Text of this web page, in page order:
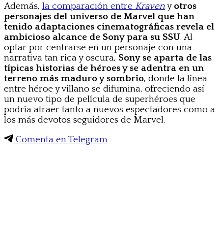
Además, la comparación entre Kraveny otros
personajes del universo de Marvel que han
tenido adaptaciones cinematográficas revela el
ambicioso alcance de Sony para su SSU. Al
optar por centrarse en un personaje con una
narrativa tan rica y oscura, Sony se aparta de las
típicas historias de héroes y se adentra en un
terreno más maduro y sombrío, donde la línea
entre héroe y villano se difumina, ofreciendo así
un nuevo tipo de película de superhéroes que
podría atraer tanto a nuevos espectadores como a
los más devotos seguidores de Marvel.
Comenta en Telegram